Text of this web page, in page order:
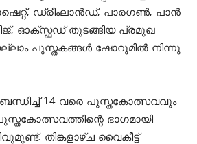
ഡ്രീംലാന്‍ഡ്, പാരഗണ്‍, പാന്‍
ഓക്‌സ്ഫഡ് തുടങ്ങിയ പ്രമുഖ
പുസ്തകങ്ങള്‍ ഷോറൂമില്‍ നിന്നു
14 വരെ പുസ്തകോത്സവവും
പുസ്തകോത്സവത്തിന്റെ ഭാഗമായി
തിങ്കളാഴ്ച വൈകീട്ട്